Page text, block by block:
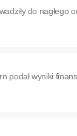
do nagłego
podał wyniki